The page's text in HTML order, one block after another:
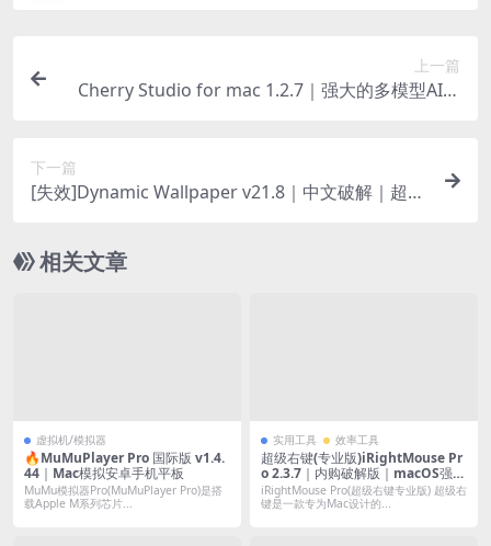
上一篇
Cherry Studio for mac 1.2.7｜强大的多模型AI聚
下一篇
[失效]Dynamic Wallpaper v21.8｜中文破解｜超炫
相关文章
虚拟机/模拟器
🔥MuMuPlayer Pro 国际版 v1.4.
44｜Mac模拟安卓手机平板
MuMu模拟器Pro(MuMuPlayer Pro)是搭
载Apple M系列芯片...
实用工具 效率工具
超级右键(专业版)iRightMouse Pr
o 2.3.7｜内购破解版｜macOS强大
的右键菜单助手
iRightMouse Pro(超级右键专业版) 超级右
键是一款专为Mac设计的...